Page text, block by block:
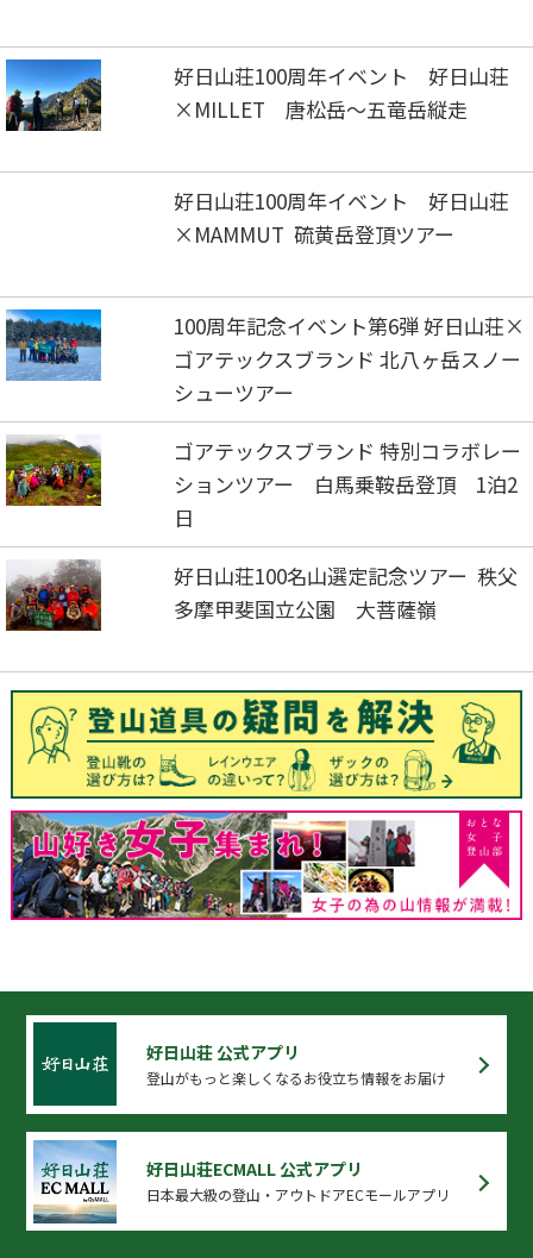
好日山荘100周年イベント 好日山荘
×MILLET 唐松岳～五竜岳縦走
好日山荘100周年イベント 好日山荘
×MAMMUT 硫黄岳登頂ツアー
100周年記念イベント第6弾 好日山荘×
ゴアテックスブランド 北八ヶ岳スノー
シューツアー
ゴアテックスブランド 特別コラボレー
ションツアー 白馬乗鞍岳登頂 1泊2
日
好日山荘100名山選定記念ツアー 秩父
多摩甲斐国立公園 大菩薩嶺
好日山荘 公式アプリ
登山がもっと楽しくなるお役立ち情報をお届け
好日山荘ECMALL 公式アプリ
日本最大級の登山・アウトドアECモールアプリ